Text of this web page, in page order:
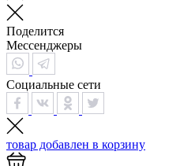
Поделится
Мессенджеры
Социальные сети
товар добавлен в корзину